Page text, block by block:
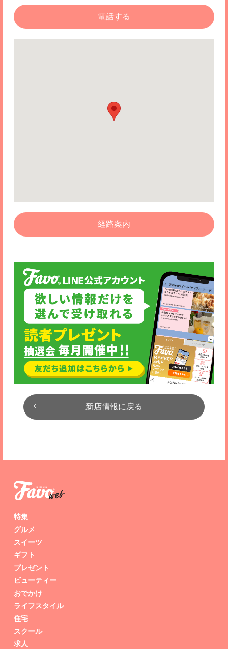
電話する
経路案内
新店情報に戻る
特集
グルメ
スイーツ
ギフト
プレゼント
ビューティー
おでかけ
ライフスタイル
住宅
スクール
求人